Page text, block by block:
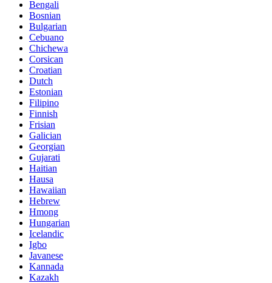
Bengali
Bosnian
Bulgarian
Cebuano
Chichewa
Corsican
Croatian
Dutch
Estonian
Filipino
Finnish
Frisian
Galician
Georgian
Gujarati
Haitian
Hausa
Hawaiian
Hebrew
Hmong
Hungarian
Icelandic
Igbo
Javanese
Kannada
Kazakh